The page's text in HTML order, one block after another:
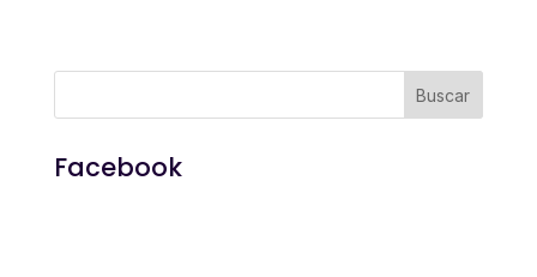
Facebook